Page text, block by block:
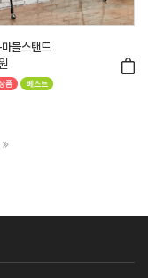
블스탠드